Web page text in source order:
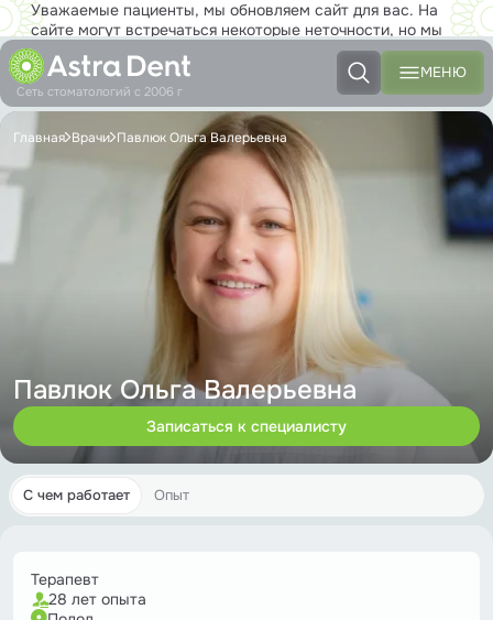
Уважаемые пациенты, мы обновляем сайт для вас. На
сайте могут встречаться некоторые неточности, но мы
работаем над тем, чтобы совсем скоро вы с
удовольствием могли пользоваться новым сайтом в полной
мере!
Сеть стоматологий с 2006 г
МЕНЮ
Главная Врачи Павлюк Ольга Валерьевна
Павлюк Ольга Валерьевна
Записаться к специалисту
С чем работает Опыт
Терапевт
28 лет опыта